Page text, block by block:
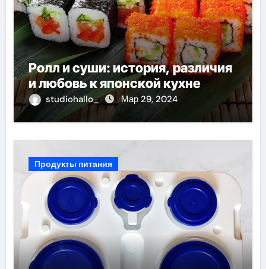
Ролл и суши: история, различия
и любовь к японской кухне
studiohallo_ Мар 29, 2024
Продукты питания